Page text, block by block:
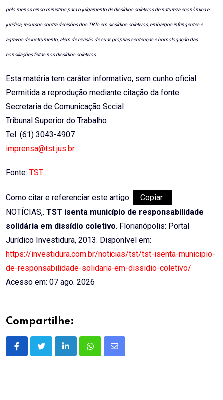
pelo menos cinco ministros para o julgamento de dissídios coletivos de natureza econômica e
jurídica, recursos contra decisões dos TRTs em dissídios coletivos, embargos infringentes e
agravos de instrumento, além de revisão de suas próprias sentenças e homologação das
conciliações feitas nos dissídios coletivos.
Esta matéria tem caráter informativo, sem cunho oficial.
Permitida a reprodução mediante citação da fonte.
Secretaria de Comunicação Social
Tribunal Superior do Trabalho
Tel. (61) 3043-4907
imprensa@tst.jus.br
Fonte: TST
Como citar e referenciar este artigo:
Copiar
NOTÍCIAS,. TST isenta município de responsabilidade
solidária em dissídio coletivo. Florianópolis: Portal
Jurídico Investidura, 2013. Disponível em:
https://investidura.com.br/noticias/tst/tst-isenta-municipio-
de-responsabilidade-solidaria-em-dissidio-coletivo/
Acesso em: 07 ago. 2026
Compartilhe:
LinkedInWhatsappShare